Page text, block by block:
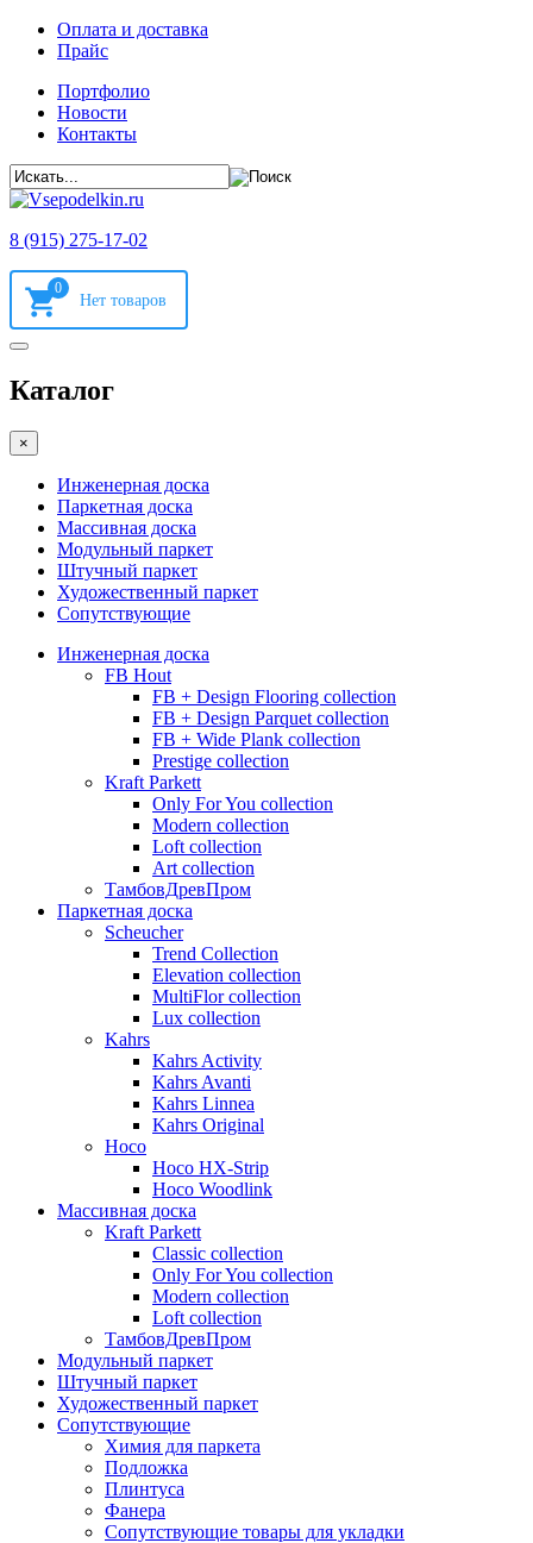
Оплата и доставка
Прайс
Портфолио
Новости
Контакты
8 (915) 275-17-02
0
Каталог
×
Инженерная доска
Паркетная доска
Массивная доска
Модульный паркет
Штучный паркет
Художественный паркет
Сопутствующие
Инженерная доска
FB Hout
FB + Design Flooring collection
FB + Design Parquet collection
FB + Wide Plank collection
Prestige collection
Kraft Parkett
Only For You collection
Modern collection
Loft collection
Art collection
ТамбовДревПром
Паркетная доска
Scheucher
Trend Collection
Elevation collection
MultiFlor collection
Lux collection
Kahrs
Kahrs Activity
Kahrs Avanti
Kahrs Linnea
Kahrs Original
Hoco
Hoco HX-Strip
Hoco Woodlink
Массивная доска
Kraft Parkett
Classic collection
Only For You collection
Modern collection
Loft collection
ТамбовДревПром
Модульный паркет
Штучный паркет
Художественный паркет
Сопутствующие
Химия для паркета
Подложка
Плинтуса
Фанера
Сопутствующие товары для укладки